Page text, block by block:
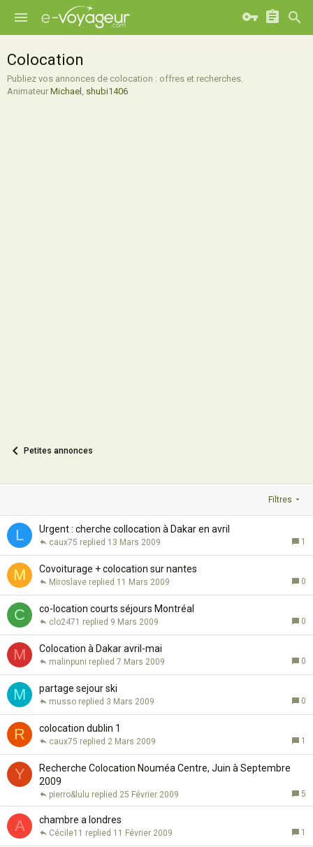
Colocation
Publiez vos annonces de colocation : offres et recherches.
Animateur Michael , shubi1406
Petites annonces
Filtres
L Urgent : cherche collocation à Dakar en avril
1
13 Mars 2009
caux75
M Covoiturage + colocation sur nantes
0
11 Mars 2009
Miroslave
C co-location courts séjours Montréal
0
9 Mars 2009
clo2471
M Colocation à Dakar avril-mai
0
7 Mars 2009
malinpuni
M partage sejour ski
0
3 Mars 2009
musso
R colocation dublin 1
1
2 Mars 2009
caux75
Y
Recherche Colocation Nouméa Centre, Juin à Septembre
2009
5
25 Février 2009
pierro&lulu
A chambre a londres
1
11 Février 2009
Cécile11